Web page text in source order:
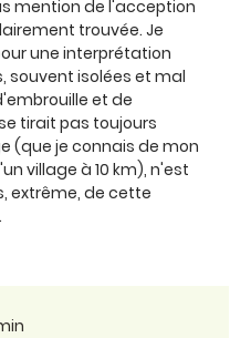
mention de l'acception
trouvée. Je
une interprétation
souvent isolées et mal
et de
tirait pas toujours
(que je connais de mon
village à 10 km), n'est
extrême, de cette